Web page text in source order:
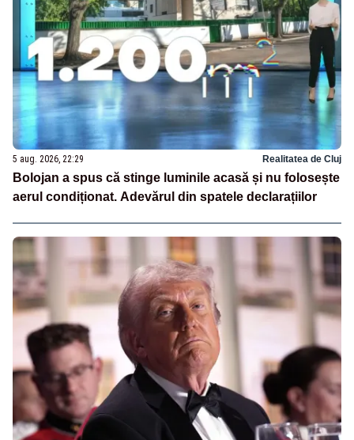
5 aug. 2026, 22:29 Realitatea de Cluj
Bolojan a spus că stinge luminile acasă și nu folosește
aerul condiționat. Adevărul din spatele declarațiilor